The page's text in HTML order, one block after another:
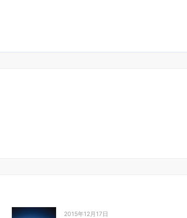
2015年12月17日